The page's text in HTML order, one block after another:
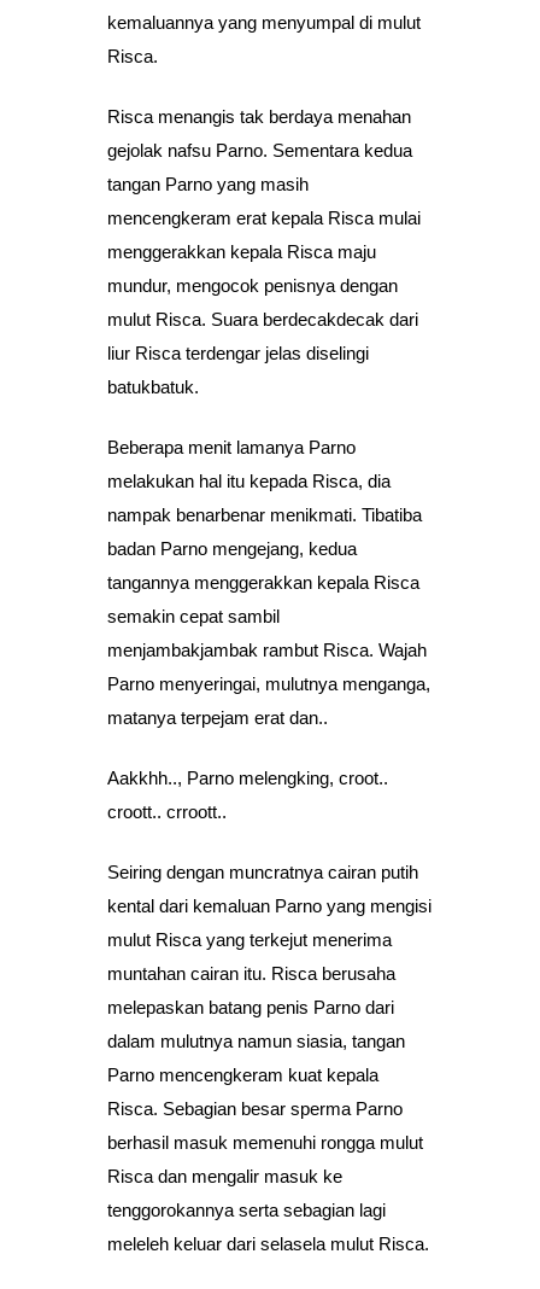
kemaluannya yang menyumpal di mulut
Risca.
Risca menangis tak berdaya menahan
gejolak nafsu Parno. Sementara kedua
tangan Parno yang masih
mencengkeram erat kepala Risca mulai
menggerakkan kepala Risca maju
mundur, mengocok penisnya dengan
mulut Risca. Suara berdecakdecak dari
liur Risca terdengar jelas diselingi
batukbatuk.
Beberapa menit lamanya Parno
melakukan hal itu kepada Risca, dia
nampak benarbenar menikmati. Tibatiba
badan Parno mengejang, kedua
tangannya menggerakkan kepala Risca
semakin cepat sambil
menjambakjambak rambut Risca. Wajah
Parno menyeringai, mulutnya menganga,
matanya terpejam erat dan..
Aakkhh.., Parno melengking, croot..
croott.. crroott..
Seiring dengan muncratnya cairan putih
kental dari kemaluan Parno yang mengisi
mulut Risca yang terkejut menerima
muntahan cairan itu. Risca berusaha
melepaskan batang penis Parno dari
dalam mulutnya namun siasia, tangan
Parno mencengkeram kuat kepala
Risca. Sebagian besar sperma Parno
berhasil masuk memenuhi rongga mulut
Risca dan mengalir masuk ke
tenggorokannya serta sebagian lagi
meleleh keluar dari selasela mulut Risca.